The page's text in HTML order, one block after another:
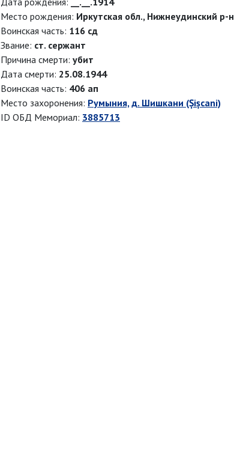
Место рождения: Иркутская обл., Нижнеудинский р-н
Воинская часть: 116 сд
Звание: ст. сержант
Причина смерти: убит
Дата смерти: 25.08.1944
Воинская часть: 406 ап
Место захоронения: Румыния, д. Шишкани (Șișcani)
ID ОБД Мемориал: 3885713